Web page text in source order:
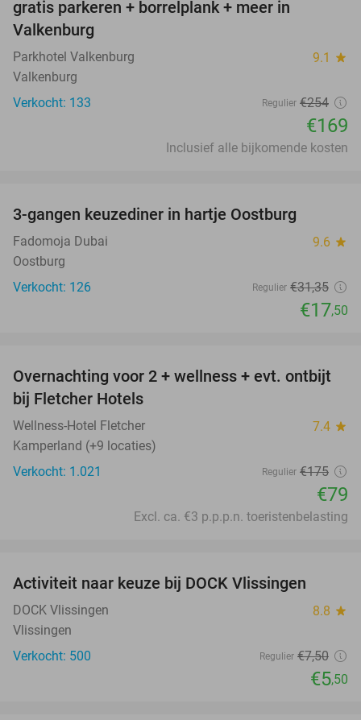
gratis parkeren + borrelplank + meer in
Valkenburg
Parkhotel Valkenburg 9.1 star
Valkenburg
Verkocht: 133
Regulier €254
€169
Inclusief alle bijkomende kosten
3-gangen keuzediner in hartje Oostburg
Fadomoja Dubai 9.6 star
Oostburg
Verkocht: 126
Regulier €31,35
€17,50
55%
Overnachting voor 2 + wellness + evt. ontbijt
bij Fletcher Hotels
Wellness-Hotel Fletcher 7.4 star
Kamperland (+9 locaties)
Verkocht: 1.021
Regulier €175
€79
Excl. ca. €3 p.p.p.n. toeristenbelasting
Activiteit naar keuze bij DOCK Vlissingen
DOCK Vlissingen 8.8 star
Vlissingen
Verkocht: 500
Regulier €7,50
€5,50